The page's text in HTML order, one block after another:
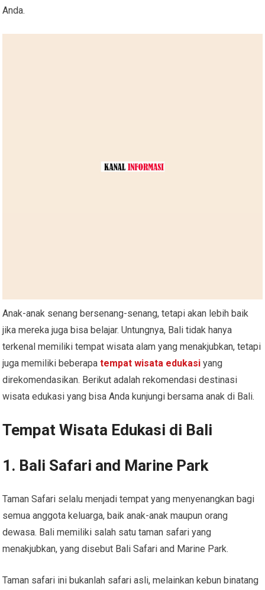
Anda.
Anak-anak senang bersenang-senang, tetapi akan lebih baik
jika mereka juga bisa belajar. Untungnya, Bali tidak hanya
terkenal memiliki tempat wisata alam yang menakjubkan, tetapi
juga memiliki beberapatempat wisata edukasi yang
direkomendasikan. Berikut adalah rekomendasi destinasi
wisata edukasi yang bisa Anda kunjungi bersama anak di Bali.
Tempat Wisata Edukasi di Bali
1. Bali Safari and Marine Park
Taman Safari selalu menjadi tempat yang menyenangkan bagi
semua anggota keluarga, baik anak-anak maupun orang
dewasa. Bali memiliki salah satu taman safari yang
menakjubkan, yang disebut Bali Safari and Marine Park.
Taman safari ini bukanlah safari asli, melainkan kebun binatang